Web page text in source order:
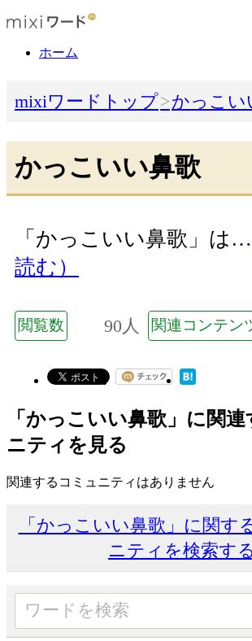
ホーム
mixiワードトップ かっこい
かっこいい鼻歌
「かっこいい鼻歌」は…
読む）
閲覧数 90人 関連コンテン
「かっこいい鼻歌」に関
ニティを見る
関連するコミュニティはありません
「かっこいい鼻歌」に関す
ニティを検索する